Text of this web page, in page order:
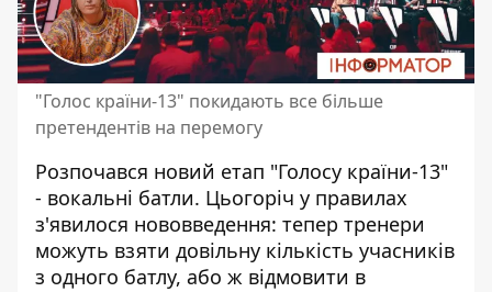
"Голос країни-13" покидають все більше
претендентів на перемогу
Розпочався новий етап "Голосу країни-13"
- вокальні батли. Цьогоріч у правилах
з'явилося нововведення: тепер тренери
можуть взяти довільну кількість учасників
з одного батлу, або ж відмовити в